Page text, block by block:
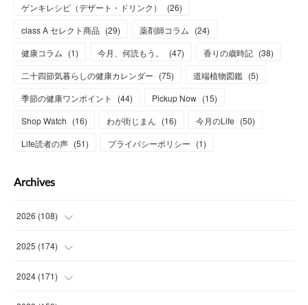
ゲンキレシピ（デザート・ドリンク）
(26)
class A セレクト商品 (29) 薬剤師コラム (24)
健康コラム (1) 今月、何読もう。 (47) 香りの歳時記 (38)
二十四節気暮らしの健康カレンダー (75) 道端植物図鑑 (5)
季節の健康ワンポイント
(44) Pickup Now (15)
Shop Watch (16) わが街じまん (16) 今月のLife (50)
Life読者の声 (51) プライバシーポリシー (1)
Archives
2026 (108)
(6)
(15
(15
2025 (174)
(14
2024 (171)